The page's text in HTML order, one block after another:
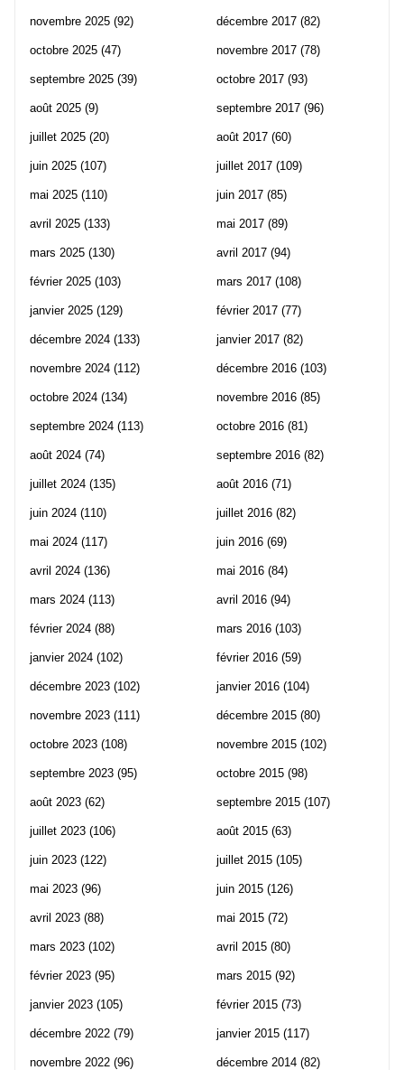
novembre 2025 (92)
octobre 2025 (47)
septembre 2025 (39)
août 2025 (9)
juillet 2025 (20)
juin 2025 (107)
mai 2025 (110)
avril 2025 (133)
mars 2025 (130)
février 2025 (103)
janvier 2025 (129)
décembre 2024 (133)
novembre 2024 (112)
octobre 2024 (134)
septembre 2024 (113)
août 2024 (74)
juillet 2024 (135)
juin 2024 (110)
mai 2024 (117)
avril 2024 (136)
mars 2024 (113)
février 2024 (88)
janvier 2024 (102)
décembre 2023 (102)
novembre 2023 (111)
octobre 2023 (108)
septembre 2023 (95)
août 2023 (62)
juillet 2023 (106)
juin 2023 (122)
mai 2023 (96)
avril 2023 (88)
mars 2023 (102)
février 2023 (95)
janvier 2023 (105)
décembre 2022 (79)
novembre 2022 (96)
décembre 2017 (82)
novembre 2017 (78)
octobre 2017 (93)
septembre 2017 (96)
août 2017 (60)
juillet 2017 (109)
juin 2017 (85)
mai 2017 (89)
avril 2017 (94)
mars 2017 (108)
février 2017 (77)
janvier 2017 (82)
décembre 2016 (103)
novembre 2016 (85)
octobre 2016 (81)
septembre 2016 (82)
août 2016 (71)
juillet 2016 (82)
juin 2016 (69)
mai 2016 (84)
avril 2016 (94)
mars 2016 (103)
février 2016 (59)
janvier 2016 (104)
décembre 2015 (80)
novembre 2015 (102)
octobre 2015 (98)
septembre 2015 (107)
août 2015 (63)
juillet 2015 (105)
juin 2015 (126)
mai 2015 (72)
avril 2015 (80)
mars 2015 (92)
février 2015 (73)
janvier 2015 (117)
décembre 2014 (82)